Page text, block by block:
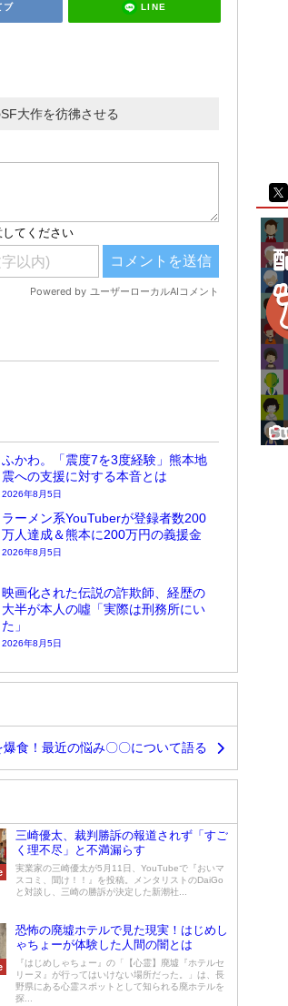
ブ LINE
大作を彷彿させる
ふかわ。「震度7を3度経験」熊本地
震への支援に対する本音とは
2026年8月5日
ラーメン系YouTuberが登録者数200
万人達成＆熊本に200万円の義援金
2026年8月5日
映画化された伝説の詐欺師、経歴の
大半が本人の噓「実際は刑務所にい
た」
2026年8月5日
食！最近の悩み〇〇について語る
三崎優太、裁判勝訴の報道されず「すご
く理不尽」と不満漏らす
実業家の三崎優太が5月11日、YouTubeで『おいマ
スコミ、聞け！！』を投稿。メンタリストのDaiGo
と対談し、三崎の勝訴が決定した新潮社...
恐怖の廃墟ホテルで見た現実！はじめし
ゃちょーが体験した人間の闇とは
『はじめしゃちょー』の「【心霊】廃墟『ホテルセ
リーヌ』が行ってはいけない場所だった。」は、長
野県にある心霊スポットとして知られる廃ホテルを
探...